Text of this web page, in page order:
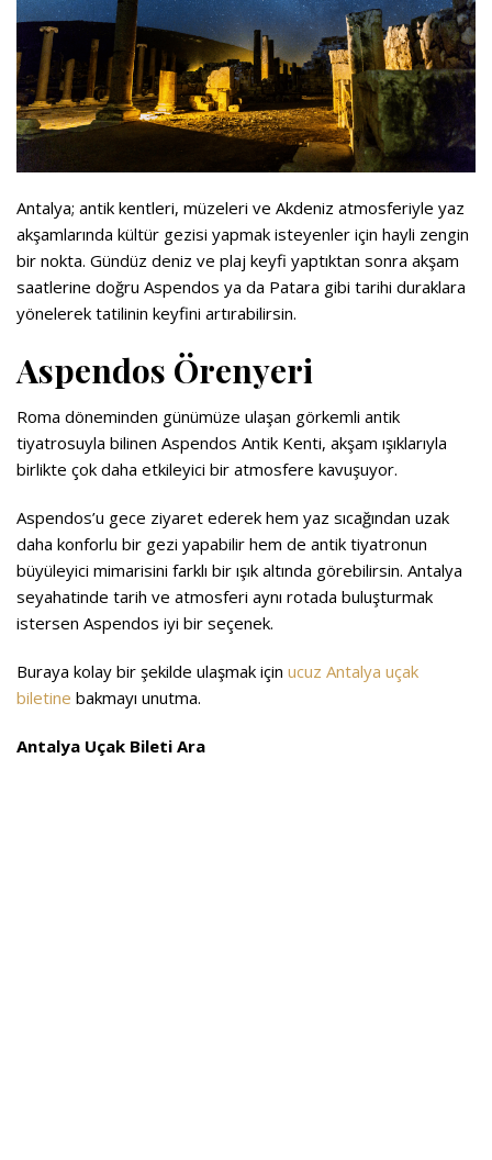
Antalya; antik kentleri, müzeleri ve Akdeniz atmosferiyle yaz
akşamlarında kültür gezisi yapmak isteyenler için hayli zengin
bir nokta. Gündüz deniz ve plaj keyfi yaptıktan sonra akşam
saatlerine doğru Aspendos ya da Patara gibi tarihi duraklara
yönelerek tatilinin keyfini artırabilirsin.
Aspendos Örenyeri
Roma döneminden günümüze ulaşan görkemli antik
tiyatrosuyla bilinen Aspendos Antik Kenti, akşam ışıklarıyla
birlikte çok daha etkileyici bir atmosfere kavuşuyor.
Aspendos’u gece ziyaret ederek hem yaz sıcağından uzak
daha konforlu bir gezi yapabilir hem de antik tiyatronun
büyüleyici mimarisini farklı bir ışık altında görebilirsin. Antalya
seyahatinde tarih ve atmosferi aynı rotada buluşturmak
istersen Aspendos iyi bir seçenek.
Buraya kolay bir şekilde ulaşmak için ucuz Antalya uçak
biletine bakmayı unutma.
Antalya Uçak Bileti Ara